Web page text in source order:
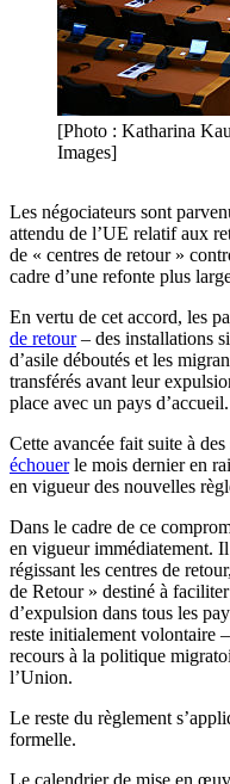
[Photo : Katharina
Images]
Les négociateurs sont
attendu de l’UE relatif aux
de « centres de retour »
cadre d’une refonte plus
En vertu de cet accord, les
de retour– des installations
d’asile déboutés et les
transférés avant leur
place avec un pays d’accueil.
Cette avancée fait suite à
échouerle mois dernier en
en vigueur des nouvelles
Dans le cadre de ce
en vigueur immédiatement.
régissant les centres de
de Retour » destiné à
d’expulsion dans tous les
reste initialement volontaire
recours à la politique
l’Union.
Le reste du règlement
formelle.